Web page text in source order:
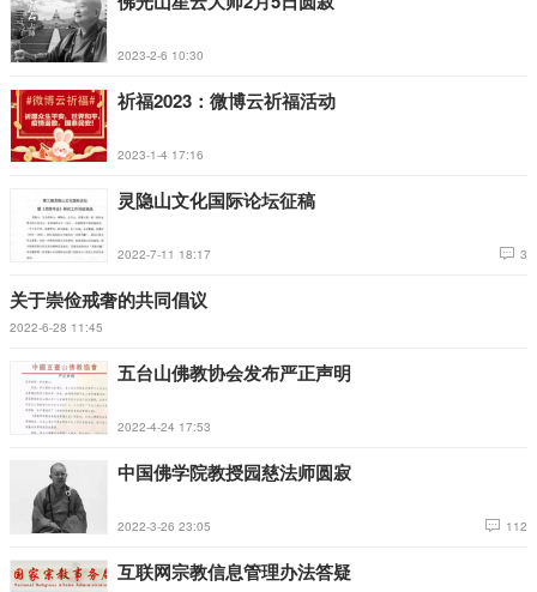
2023-2-6 10:30
祈福2023：微博云祈福活动
2023-1-4 17:16
灵隐山文化国际论坛征稿
2022-7-11 18:17 3
关于崇俭戒奢的共同倡议
2022-6-28 11:45
五台山佛教协会发布严正声明
2022-4-24 17:53
中国佛学院教授园慈法师圆寂
2022-3-26 23:05 112
互联网宗教信息管理办法答疑